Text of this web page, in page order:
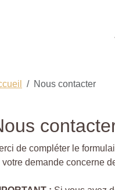
Nous contacter
de compléter le
votre demande concerne